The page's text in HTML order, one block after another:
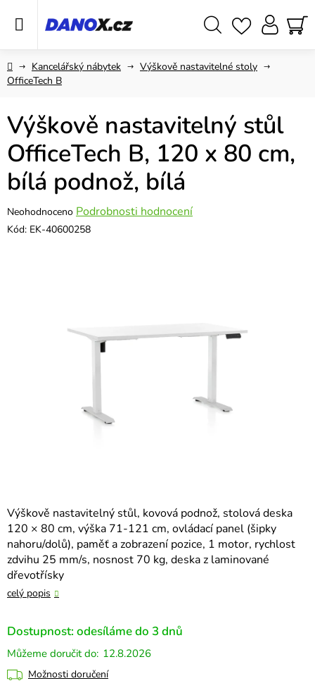
DomůKancelářský nábytek
Výškově nastavitelné stoly
OfficeTech B
Výškově nastavitelný stůl, kovová podnož, stolová deska
120 × 80 cm, výška 71-121 cm, ovládací panel (šipky
nahoru/dolů), paměť a zobrazení pozice, 1 motor, rychlost
zdvihu 25 mm/s, nosnost 70 kg, deska z laminované
dřevotřísky
celý popis
Dostupnost: odesíláme do 3 dnů
12.8.2026
Možnosti doručení
Výškově nastavitelný stůl
OfficeTech B, 120 x 80 cm,
bílá podnož, bílá
Průměrné
hodnocení
Neohodnoceno Podrobnosti hodnocení
Kód: EK-40600258